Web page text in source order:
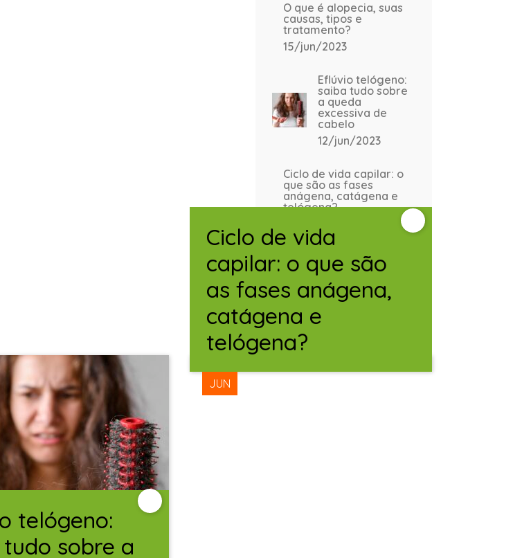
O que é alopecia, suas
causas, tipos e
tratamento?
15/jun/2023
Eflúvio telógeno:
saiba tudo sobre
a queda
excessiva de
cabelo
12/jun/2023
Ciclo de vida capilar: o
que são as fases
anágena, catágena e
telógena?
telógeno:
sobre a
JUN
Ciclo de vida
capilar: o que são
as fases anágena,
catágena e
telógena?